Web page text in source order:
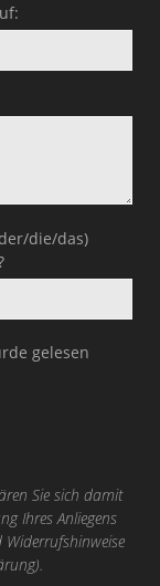
die/das)
gelesen
Sie sich damit
Ihres Anliegens
).